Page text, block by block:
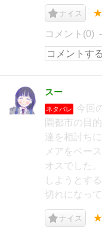
ナイス
コメント(0)
スー
ネタバレ
今回
園都市の目
達を相討ち
メアをベー
オスでした
しようとす
切れになっ
ナイス